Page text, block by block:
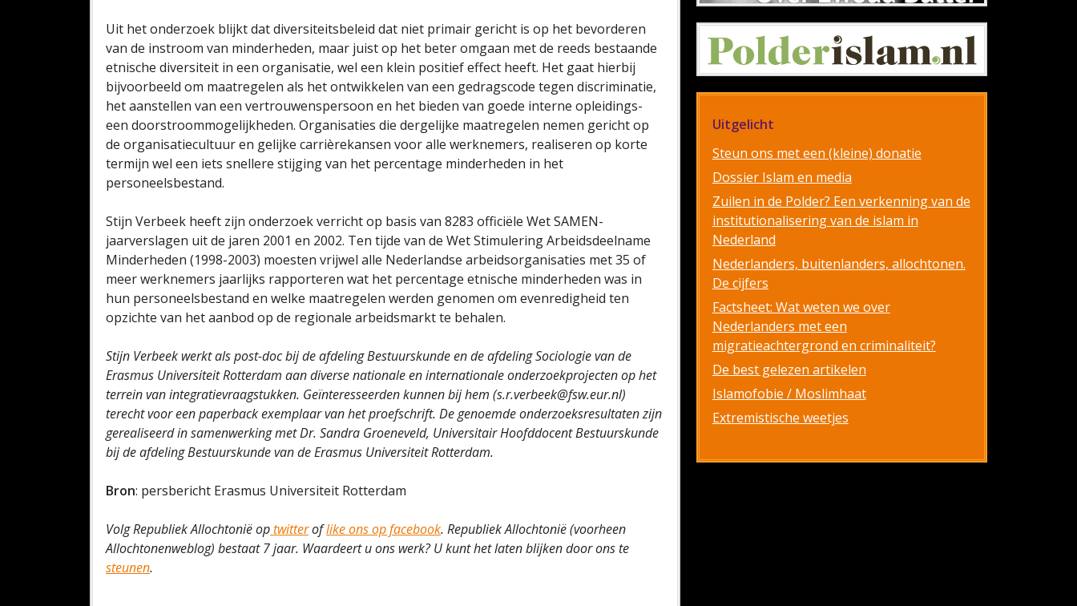
Uit het onderzoek blijkt dat diversiteitsbeleid dat niet primair gericht is op het bevorderen
van de instroom van minderheden, maar juist op het beter omgaan met de reeds bestaande
etnische diversiteit in een organisatie, wel een klein positief effect heeft. Het gaat hierbij
bijvoorbeeld om maatregelen als het ontwikkelen van een gedragscode tegen discriminatie,
het aanstellen van een vertrouwenspersoon en het bieden van goede interne opleidings-
een doorstroommogelijkheden. Organisaties die dergelijke maatregelen nemen gericht op
de organisatiecultuur en gelijke carrièrekansen voor alle werknemers, realiseren op korte
termijn wel een iets snellere stijging van het percentage minderheden in het
personeelsbestand.
Stijn Verbeek heeft zijn onderzoek verricht op basis van 8283 officiële Wet SAMEN-
jaarverslagen uit de jaren 2001 en 2002. Ten tijde van de Wet Stimulering Arbeidsdeelname
Minderheden (1998-2003) moesten vrijwel alle Nederlandse arbeidsorganisaties met 35 of
meer werknemers jaarlijks rapporteren wat het percentage etnische minderheden was in
hun personeelsbestand en welke maatregelen werden genomen om evenredigheid ten
opzichte van het aanbod op de regionale arbeidsmarkt te behalen.
Stijn Verbeek werkt als post-doc bij de afdeling Bestuurskunde en de afdeling Sociologie van de
Erasmus Universiteit Rotterdam aan diverse nationale en internationale onderzoekprojecten op het
terrein van integratievraagstukken. Geïnteresseerden kunnen bij hem (s.r.verbeek@fsw.eur.nl)
terecht voor een paperback exemplaar van het proefschrift. De genoemde onderzoeksresultaten zijn
gerealiseerd in samenwerking met Dr. Sandra Groeneveld, Universitair Hoofddocent Bestuurskunde
bij de afdeling Bestuurskunde van de Erasmus Universiteit Rotterdam.
Bron: persbericht Erasmus Universiteit Rotterdam
Volg Republiek Allochtonië optwitteroflike ons op facebook. Republiek Allochtonië (voorheen
Allochtonenweblog) bestaat 7 jaar. Waardeert u ons werk? U kunt het laten blijken door ons te
steunen.
Uitgelicht
Steun ons met een (kleine) donatie
Dossier Islam en media
Zuilen in de Polder? Een verkenning van de
institutionalisering van de islam in
Nederland
Nederlanders, buitenlanders, allochtonen.
De cijfers
Factsheet: Wat weten we over
Nederlanders met een
migratieachtergrond en criminaliteit?
De best gelezen artikelen
Islamofobie / Moslimhaat
Extremistische weetjes